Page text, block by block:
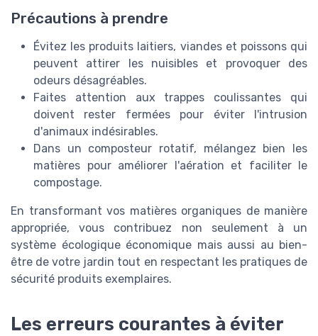
Précautions à prendre
Évitez les produits laitiers, viandes et poissons qui
peuvent attirer les nuisibles et provoquer des
odeurs désagréables.
Faites attention aux trappes coulissantes qui
doivent rester fermées pour éviter l'intrusion
d'animaux indésirables.
Dans un composteur rotatif, mélangez bien les
matières pour améliorer l'aération et faciliter le
compostage.
En transformant vos matières organiques de manière
appropriée, vous contribuez non seulement à un
système écologique économique mais aussi au bien-
être de votre jardin tout en respectant les pratiques de
sécurité produits exemplaires.
Les erreurs courantes à éviter